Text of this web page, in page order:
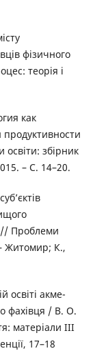
фізичного
теорія і
как
збірник
– С. 14–20.
Проблеми
Житомир; К.,
освіті акме-
фахівця / В. О.
матеріали ІІІ
17–18